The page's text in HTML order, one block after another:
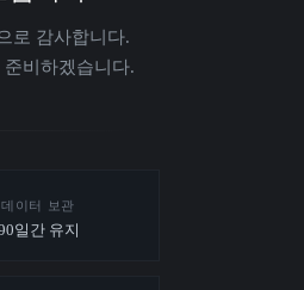
로 감사합니다.
비하겠습니다.
데이터 보관
일간 유지